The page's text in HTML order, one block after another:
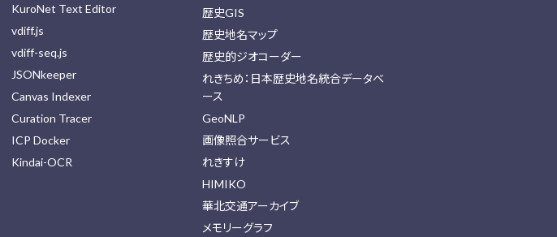
KuroNet Text Editor
vdiff.js
vdiff-seq.js
JSONkeeper
Canvas Indexer
Curation Tracer
ICP Docker
Kindai-OCR
歴史GIS
歴史地名マップ
歴史的ジオコーダー
れきちめ：日本歴史地名統合データベ
ース
GeoNLP
画像照合サービス
れきすけ
HIMIKO
華北交通アーカイブ
メモリーグラフ